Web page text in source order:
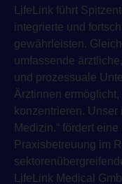
LifeLink führt
integrierte und
gewährleisten.
umfassende
und prozessuale
Ärztinnen
konzentrieren. Unser
Medizin.“ fördert
Praxisbetreuung im
LifeLink Medical